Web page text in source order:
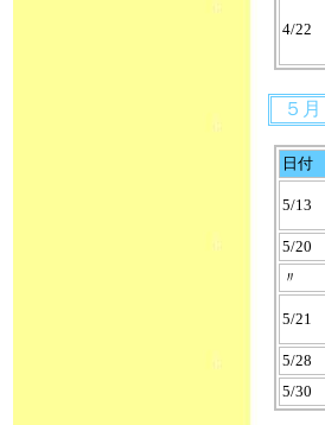
4/22
５月
日付
5/13
5/20
〃
5/21
5/28
5/30